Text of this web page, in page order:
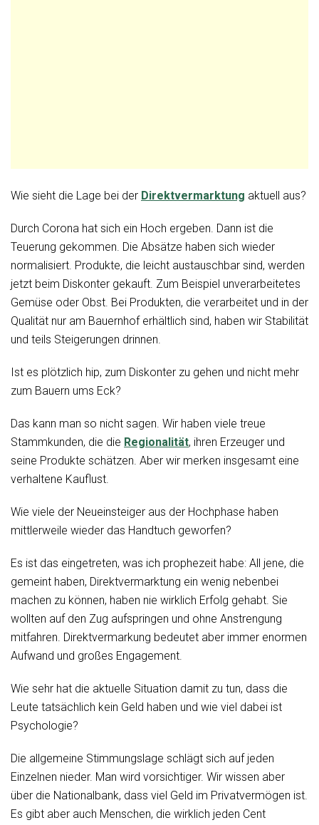
Wie sieht die Lage bei der Direktvermarktung aktuell aus?
Durch Corona hat sich ein Hoch ergeben. Dann ist die
Teuerung gekommen. Die Absätze haben sich wieder
normalisiert. Produkte, die leicht austauschbar sind, werden
jetzt beim Diskonter gekauft. Zum Beispiel unverarbeitetes
Gemüse oder Obst. Bei Produkten, die verarbeitet und in der
Qualität nur am Bauernhof erhältlich sind, haben wir Stabilität
und teils Steigerungen drinnen.
Ist es plötzlich hip, zum Diskonter zu gehen und nicht mehr
zum Bauern ums Eck?
Das kann man so nicht sagen. Wir haben viele treue
Stammkunden, die die Regionalität, ihren Erzeuger und
seine Produkte schätzen. Aber wir merken insgesamt eine
verhaltene Kauflust.
Wie viele der Neueinsteiger aus der Hochphase haben
mittlerweile wieder das Handtuch geworfen?
Es ist das eingetreten, was ich prophezeit habe: All jene, die
gemeint haben, Direktvermarktung ein wenig nebenbei
machen zu können, haben nie wirklich Erfolg gehabt. Sie
wollten auf den Zug aufspringen und ohne Anstrengung
mitfahren. Direktvermarkung bedeutet aber immer enormen
Aufwand und großes Engagement.
Wie sehr hat die aktuelle Situation damit zu tun, dass die
Leute tatsächlich kein Geld haben und wie viel dabei ist
Psychologie?
Die allgemeine Stimmungslage schlägt sich auf jeden
Einzelnen nieder. Man wird vorsichtiger. Wir wissen aber
über die Nationalbank, dass viel Geld im Privatvermögen ist.
Es gibt aber auch Menschen, die wirklich jeden Cent